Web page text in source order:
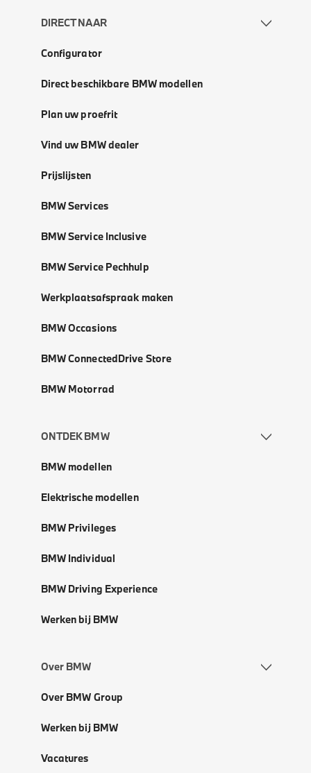
DIRECT NAAR
Configurator
Direct beschikbare BMW modellen
Plan uw proefrit
Vind uw BMW dealer
Prijslijsten
BMW Services
BMW Service Inclusive
BMW Service Pechhulp
Werkplaatsafspraak maken
BMW Occasions
BMW ConnectedDrive Store
BMW Motorrad
ONTDEK BMW
BMW modellen
Elektrische modellen
BMW Privileges
BMW Individual
BMW Driving Experience
Werken bij BMW
Over BMW
Over BMW Group
Werken bij BMW
Vacatures